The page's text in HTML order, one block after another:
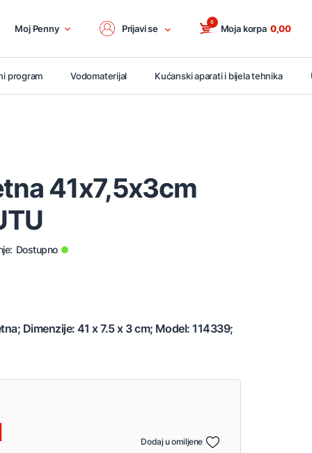
Moj Penny Prijavi se Moja korpa
0
0,00
program Vodomaterijal Kućanski aparati i bijela tehnika
41x7,5x3cm
Dostupno
Dimenzije: 41 x 7.5 x 3 cm; Model: 114339;
Dodaj u omiljene